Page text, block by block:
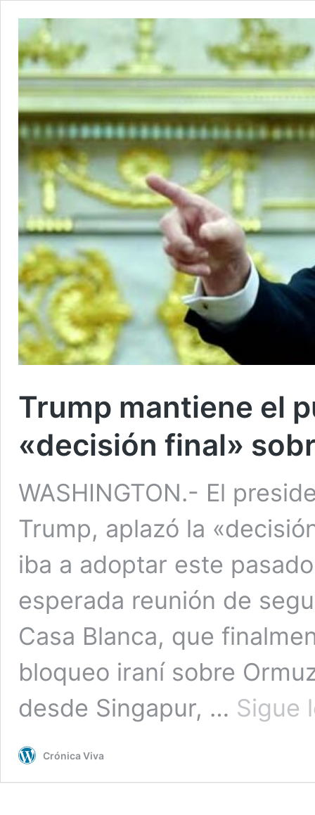
Trump mantiene el
«decisión final»
WASHINGTON.- El
Trump, aplazó la
iba a adoptar este
esperada reunión de
Casa Blanca, que
bloqueo iraní sobre
desde Singapur, … Sigue
Crónica Viva